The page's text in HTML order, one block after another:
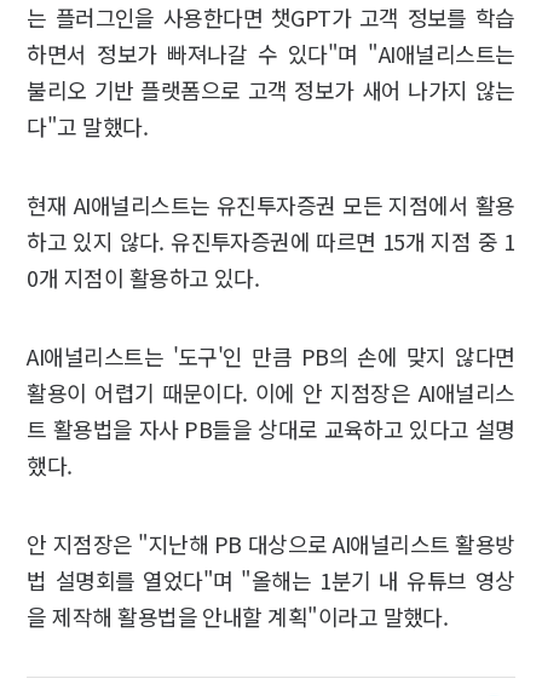
는 플러그인을 사용한다면 챗GPT가 고객 정보를 학습
하면서 정보가 빠져나갈 수 있다"며 "AI애널리스트는
불리오 기반 플랫폼으로 고객 정보가 새어 나가지 않는
다"고 말했다.
현재 AI애널리스트는 유진투자증권 모든 지점에서 활용
하고 있지 않다. 유진투자증권에 따르면 15개 지점 중 1
0개 지점이 활용하고 있다.
AI애널리스트는 '도구'인 만큼 PB의 손에 맞지 않다면
활용이 어렵기 때문이다. 이에 안 지점장은 AI애널리스
트 활용법을 자사 PB들을 상대로 교육하고 있다고 설명
했다.
안 지점장은 "지난해 PB 대상으로 AI애널리스트 활용방
법 설명회를 열었다"며 "올해는 1분기 내 유튜브 영상
을 제작해 활용법을 안내할 계획"이라고 말했다.